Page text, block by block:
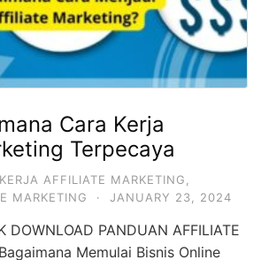
Cara Kerja
Terpecaya
AFFILIATE MARKETING,
MARKETING
· JANUARY 23, 2024
DOWNLOAD PANDUAN AFFILIATE
Memulai Bisnis Online